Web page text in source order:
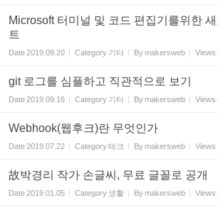
Microsoft 터미널 및 코드 편집기를위한
트
Date2019.09.20 Category 기타 Bymakersweb Views
git 로그를 심플하고 직관적으로 보기
Date2019.09.16 Category 기타 Bymakersweb Views
Webhook(웹후크)란 무엇인가
Date2019.07.22 Category테크 Bymakersweb Views
故박경리 작가 손글씨, 무료 글꼴로 공개
Date2019.01.05 Category생활 Bymakersweb Views